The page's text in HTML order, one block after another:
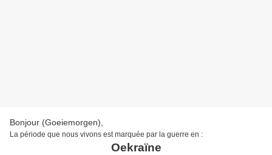
Bonjour (Goeiemorgen),
La période que nous vivons est marquée par la guerre en :
Oekraïne